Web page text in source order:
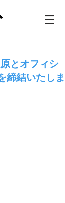
とオフィシ
締結いたしま